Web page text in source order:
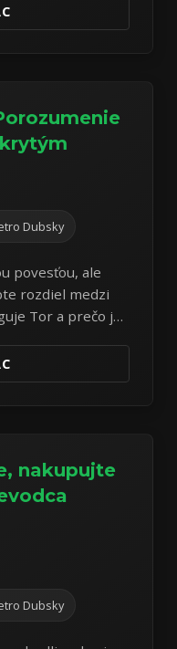
Dubsky
povesťou, ale
rozdiel medzi
Tor a prečo je
nakupujte
Dubsky